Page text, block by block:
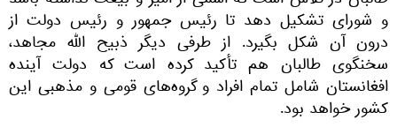
و شورای تشکیل دهد تا رئیس جمهور و رئیس دولت از
درون آن شکل بگیرد. از طرفی دیگر ذبیح الله مجاهد،
سخنگوی طالبان هم تأکید کرده است که دولت آینده
افغانستان شامل تمام افراد و گروه‌های قومی و مذهبی این
کشور خواهد بود.